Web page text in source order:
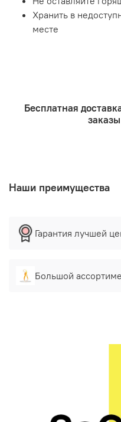
Хранить в
месте
Бесплатная
Наши преимущества
Гарантия лучшей
Большой